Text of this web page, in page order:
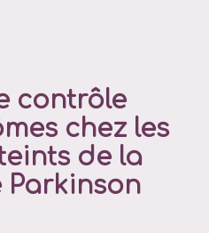
contrôle
chez les
de la
Parkinson